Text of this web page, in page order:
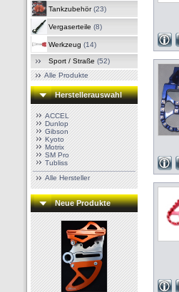
Tankzubehör(23)
Vergaserteile (8)
Werkzeug (14)
Sport / Straße (52)
Alle Produkte
Herstellerauswahl
ACCEL
Dunlop
Gibson
Kyoto
Motrix
SM Pro
Tubliss
Alle Hersteller
Neue Produkte